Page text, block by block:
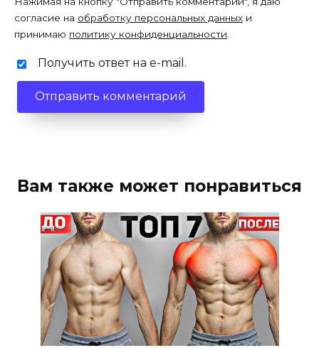
согласие на обработку персональных данных и
принимаю политику конфиденциальности
Получить ответ на e-mail.
Вам также может понравиться